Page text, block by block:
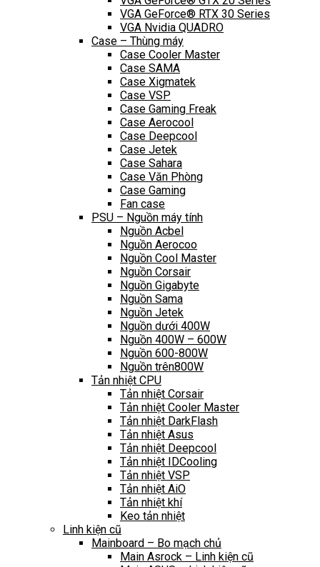
VGA GeForce® RTX 30 Series
VGA Nvidia QUADRO
Case – Thùng máy
Case Cooler Master
Case SAMA
Case Xigmatek
Case VSP
Case Gaming Freak
Case Aerocool
Case Deepcool
Case Jetek
Case Sahara
Case Văn Phòng
Case Gaming
Fan case
PSU – Nguồn máy tính
Nguồn Acbel
Nguồn Aerocoo
Nguồn Cool Master
Nguồn Corsair
Nguồn Gigabyte
Nguồn Sama
Nguồn Jetek
Nguồn dưới 400W
Nguồn 400W – 600W
Nguồn 600-800W
Nguồn trên800W
Tản nhiệt CPU
Tản nhiệt Corsair
Tản nhiệt Cooler Master
Tản nhiệt DarkFlash
Tản nhiệt Asus
Tản nhiệt Deepcool
Tản nhiệt IDCooling
Tản nhiệt VSP
Tản nhiệt AiO
Tản nhiệt khí
Keo tản nhiệt
Linh kiện cũ
Mainboard – Bo mạch chủ
Main Asrock – Linh kiện cũ